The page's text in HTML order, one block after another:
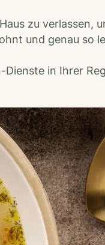
zu verlassen,
und genau so
Dienste in Ihrer